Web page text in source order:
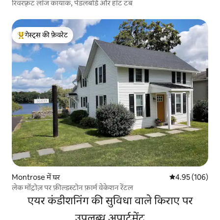
रिवरफ़्रंट लॉज कायाक, पैडलबोर्ड और हॉट टब
गेस्ट्स का टॉप फ़ेवरेट
गेस्ट्स की फ़ेवरेट
Montrose में घर औसत रेटिंग 5 में से
4.95 (106)
लेक मोंट्रोज़ पर फ़ील्डस्टोन फ़ार्म वेकेशन रेंटल
एयर कंडीशनिंग की सुविधा वाले किराए पर